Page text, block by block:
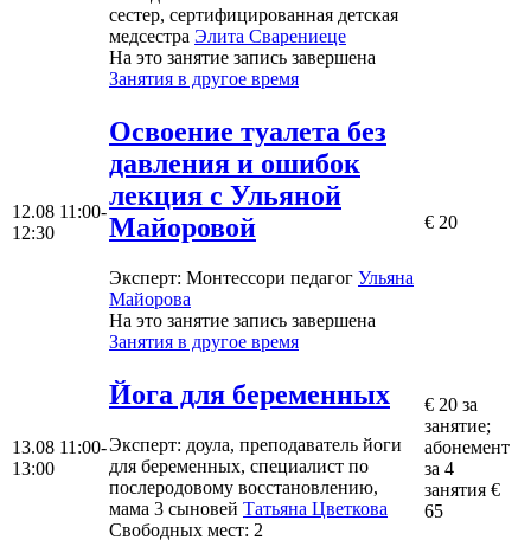
сестер, сертифицированная детская
медсестра Элита Сварениеце
На это занятие запись завершена
Занятия в другое время
12.08 11:00-
12:30
Освоение туалета без
давления и ошибок
лекция с Ульяной
Майоровой
Эксперт: Монтессори педагог Ульяна
Майорова
На это занятие запись завершена
Занятия в другое время
€ 20
13.08 11:00-
13:00
Йога для беременных
Эксперт: доула, преподаватель йоги
для беременных, специалист по
послеродовому восстановлению,
мама 3 сыновей Татьяна Цветкова
Свободных мест: 2
€ 20 за
занятие;
абонемент
за 4
занятия €
65